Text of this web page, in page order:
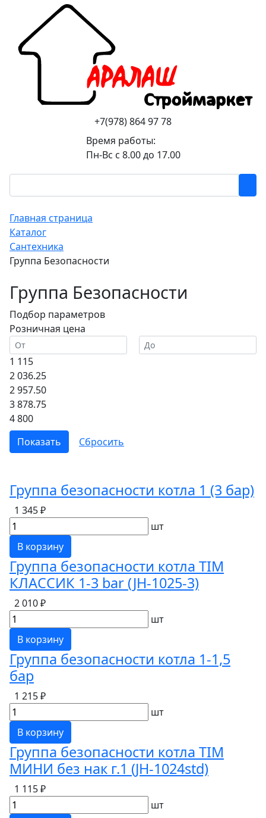
+7(978) 864 97 78
Время работы:
Пн-Вс с 8.00 до 17.00
Главная страница
Каталог
Сантехника
Группа Безопасности
Группа Безопасности
Подбор параметров
Розничная цена
1 115
2 036.25
2 957.50
3 878.75
4 800
Группа безопасности котла 1 (3 бар)
1 345 ₽
шт
В корзину
Группа безопасности котла TIM
КЛАССИК 1-3 bar (JH-1025-3)
2 010 ₽
шт
В корзину
Группа безопасности котла 1-1,5
бар
1 215 ₽
шт
В корзину
Группа безопасности котла TIM
МИНИ без нак г.1 (JH-1024std)
1 115 ₽
шт